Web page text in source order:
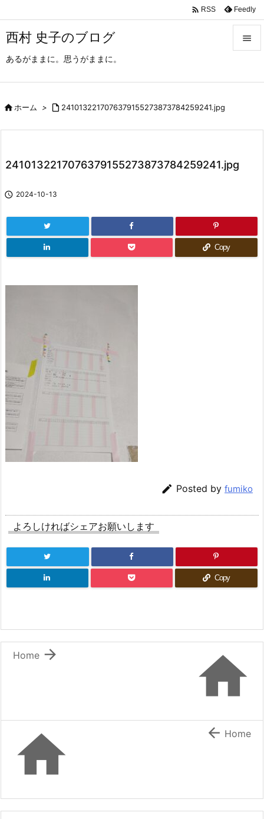
西村 史子のブログ
あるがままに。思うがままに。

 RSS Feedly
ホーム >  2410132217076379155273873784259241.jpg
2410132217076379155273873784259241.jpg
 2024-10-13
Copy
 Posted by fumiko
よろしければシェアお願いします
Copy


Home
  Home